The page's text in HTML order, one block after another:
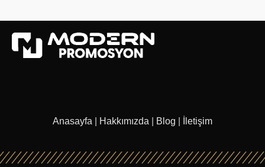
Anasayfa Hakkımızda Blog İletişim